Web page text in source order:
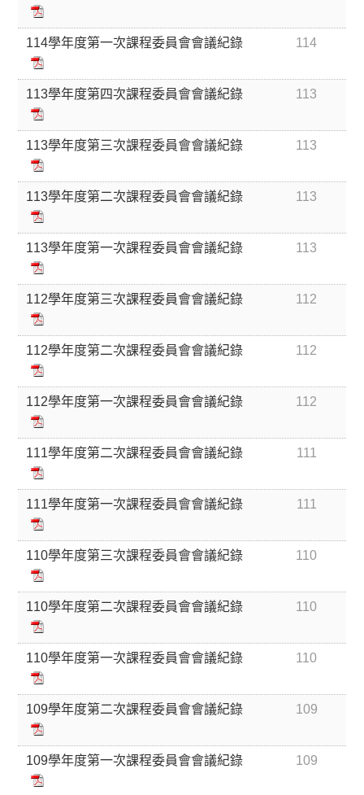
114學年度第一次課程委員會會議紀錄 114
113學年度第四次課程委員會會議紀錄 113
113學年度第三次課程委員會會議紀錄 113
113學年度第二次課程委員會會議紀錄 113
113學年度第一次課程委員會會議紀錄 113
112學年度第三次課程委員會會議紀錄 112
112學年度第二次課程委員會會議紀錄 112
112學年度第一次課程委員會會議紀錄 112
111學年度第二次課程委員會會議紀錄 111
111學年度第一次課程委員會會議紀錄 111
110學年度第三次課程委員會會議紀錄 110
110學年度第二次課程委員會會議紀錄 110
110學年度第一次課程委員會會議紀錄 110
109學年度第二次課程委員會會議紀錄 109
109學年度第一次課程委員會會議紀錄 109